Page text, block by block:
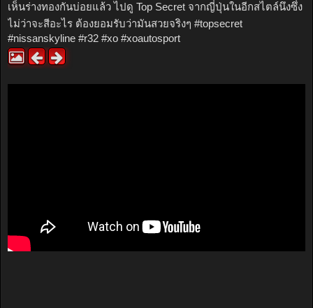
เห็นร่างทองกันบ่อยแล้ว ไปดู Top Secret จากญี่ปุ่นในอีกสไตล์นึงซึ่ง
ไม่ว่าจะสีอะไร ต้องยอมรับว่ามันสวยจริงๆ #topsecret
#nissanskyline #r32 #xo #xoautosport